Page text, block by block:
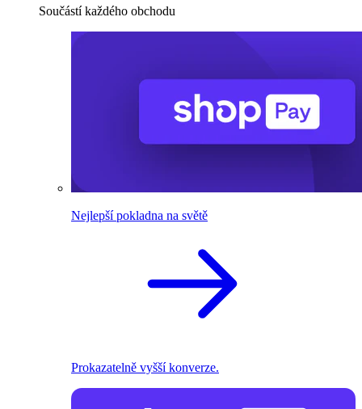
Součástí každého obchodu
Nejlepší pokladna na světě
Prokazatelně vyšší konverze.